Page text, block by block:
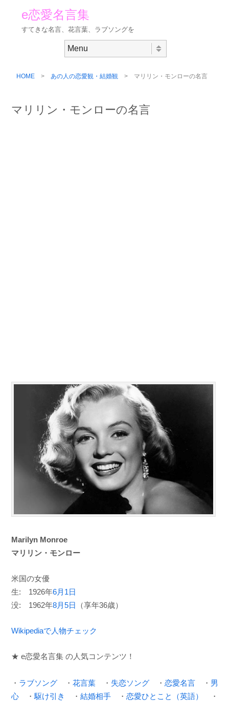
e恋愛名言集
すてきな名言、花言葉、ラブソングを
HOME > あの人の恋愛観・結婚観 > マリリン・モンローの名言
マリリン・モンローの名言
Marilyn Monroe
マリリン・モンロー
米国の女優
生: 1926年6月1日
没: 1962年8月5日 （享年36歳）
Wikipediaで人物チェック
★ e恋愛名言集 の人気コンテンツ！
・ ラブソング ・ 花言葉 ・ 失恋ソング ・ 恋愛名言 ・ 男
心 ・ 駆け引き ・ 結婚相手 ・ 恋愛ひとこと（英語）
・